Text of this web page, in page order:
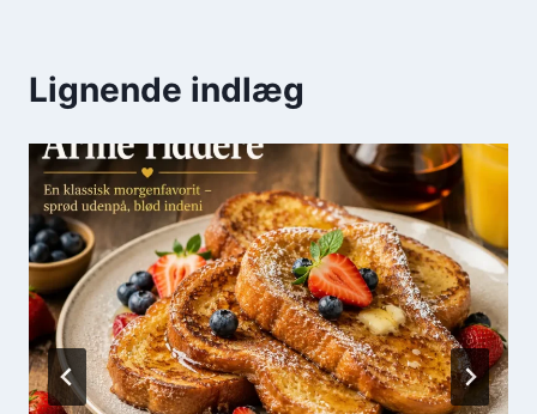
Lignende indlæg